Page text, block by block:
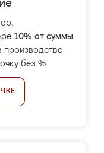
10% от суммы
производство.
без %.